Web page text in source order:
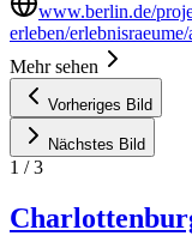
www.berlin.de/
erleben/
Mehr sehen
Vorheriges Bild
Nächstes Bild
1 /3